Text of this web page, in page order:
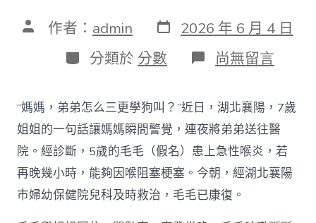
文 作者： admin 發
表
日
期
2026 年 6 月 4 日
分
類
分類於 分數 在
〈“弟
怎
么
三
更
學
狗
叫？”
7
尚無留言
“媽媽，弟弟怎么三更學狗叫？”近日，湖北襄陽，7歲
姐姐的一句話讓媽媽瞬間警覺，連夜將弟弟送往醫
院。經診斷，5歲的毛毛（假名）患上急性喉炎，若
再晚幾小時，能夠因喉阻塞梗塞。今朝，經湖北襄陽
市婦幼保健院兒科及時救治，毛毛已康復。